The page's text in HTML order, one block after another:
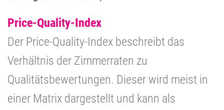
Price-Quality-Index
Der Price-Quality-Index beschreibt das
Verhältnis der Zimmerraten zu
Qualitätsbewertungen. Dieser wird meist in
einer Matrix dargestellt und kann als